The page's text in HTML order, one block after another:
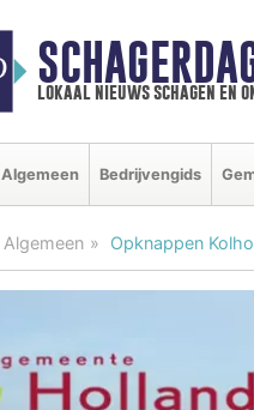
lokaal nieuws schagen en
Algemeen Bedrijvengids
Algemeen Opknappen